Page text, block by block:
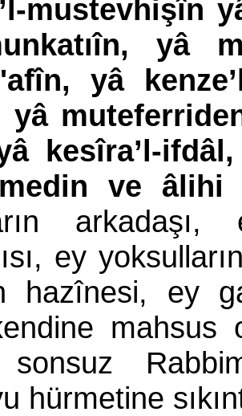
mustevhişîn
yâ
yâ
yâ
kesî­ra’l-
ve âlihi
ey
hazînesi, ey
mahsus
sonsuz
hürmetine